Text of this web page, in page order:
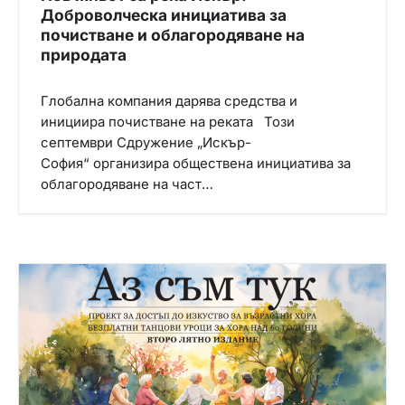
Доброволческа инициатива за
почистване и облагородяване на
природата
Глобална компания дарява средства и
инициира почистване на реката Този
септември Сдружение „Искър-
София“ организира обществена инициатива за
облагородяване на част…